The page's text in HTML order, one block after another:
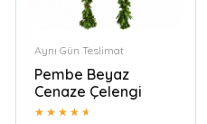
Aynı Gün Teslimat
Pembe Beyaz
Cenaze Çelengi